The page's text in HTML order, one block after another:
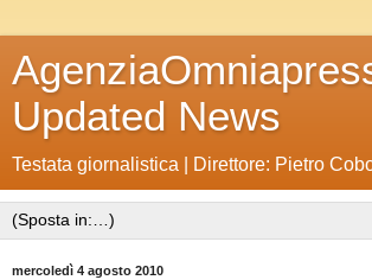
Updated News
Testata giornalistica | Direttore: Pietro
mercoledì 4 agosto 2010